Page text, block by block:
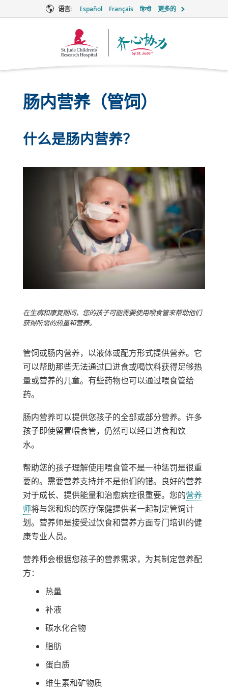
语言: Español Français हिन्दी 更多的
Together
肠内营养（管饲）
什么是肠内营养？
在生病和康复期间，您的孩子可能需要使用喂食管来帮助他们
获得所需的热量和营养。
管饲或肠内营养，以液体或配方形式提供营养。它
可以帮助那些无法通过口进食或喝饮料获得足够热
量或营养的儿童。有些药物也可以通过喂食管给
药。
肠内营养可以提供您孩子的全部或部分营养。许多
孩子即使留置喂食管，仍然可以经口进食和饮
水。
帮助您的孩子理解使用喂食管不是一种惩罚是很重
要的。需要营养支持并不是他们的错。良好的营养
对于成长、提供能量和治愈病症很重要。您的营养
师将与您和您的医疗保健提供者一起制定管饲计
划。营养师是接受过饮食和营养方面专门培训的健
康专业人员。
营养师会根据您孩子的营养需求，为其制定营养配
方：
热量
补液
碳水化合物
脂肪
蛋白质
维生素和矿物质